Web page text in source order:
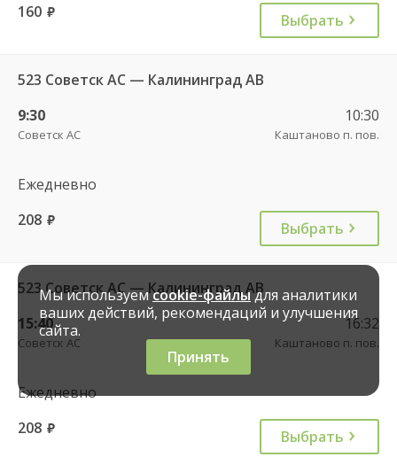
160 руб. Выбрать
523 Советск АС — Калининград АВ
9:30
Советск АС
10:30
Каштаново п. пов.
Ежедневно
208 руб. Выбрать
523 Советск АС — Калининград АВ
15:40
Советск АС
16:32
Каштаново п. пов.
Ежедневно
208 руб. Выбрать
Мы используемcookie-файлыдля аналитики
ваших действий, рекомендаций и улучшения
сайта.
Принять